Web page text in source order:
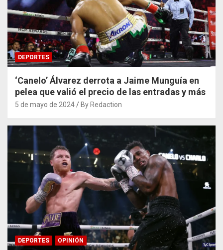
DEPORTES
‘Canelo’ Álvarez derrota a Jaime Munguía en
pelea que valió el precio de las entradas y más
5 de mayo de 2024 By Redaction
DEPORTES OPINIÓN